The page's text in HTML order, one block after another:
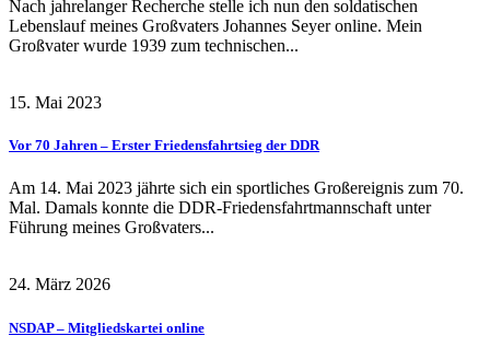
Nach jahrelanger Recherche stelle ich nun den soldatischen
Lebenslauf meines Großvaters Johannes Seyer online. Mein
Großvater wurde 1939 zum technischen...
15. Mai 2023
Vor 70 Jahren – Erster Friedensfahrtsieg der DDR
Am 14. Mai 2023 jährte sich ein sportliches Großereignis zum 70.
Mal. Damals konnte die DDR-Friedensfahrtmannschaft unter
Führung meines Großvaters...
24. März 2026
NSDAP – Mitgliedskartei online